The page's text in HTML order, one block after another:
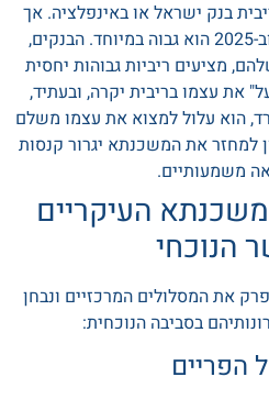
בנק ישראל או באינפלציה. אך
לשקט הזה יש מחיר, וב-2025 הוא גבוה במיוחד. הבנקים,
מציעים ריביות גבוהות יחסית
את עצמו בריבית יקרה, ובעתיד,
הוא עלול למצוא את עצמו משלם
למחזר את המשכנתא יגרור קנסות
משמעותיים.
העיקריים
הנוכחי
את המסלולים המרכזיים ונבחן
בסביבה הנוכחית:
הפריים